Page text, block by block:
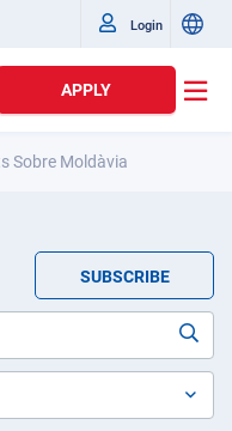
Login
APPLY
Sobre Moldàvia
SUBSCRIBE